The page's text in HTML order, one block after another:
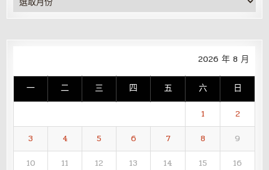
整
2026 年 8 月
一 二 三 四 五 六 日
1
2
3
4 5 6 7 8
9
10
11 12 13 14 15
16